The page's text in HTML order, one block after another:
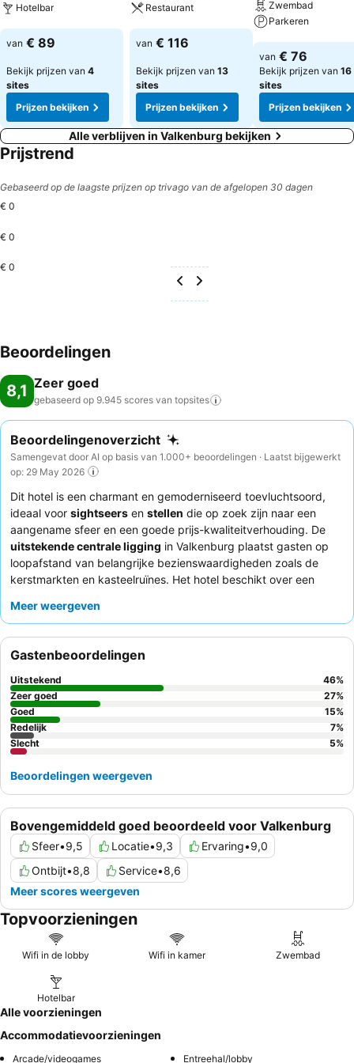
Hotelbar
Prijzen bekijken
van € 89
Bekijk prijzen van 4
sites
Prijzen bekijken
Restaurant
Prijzen bekijken
van € 116
Bekijk prijzen van 13
sites
Prijzen bekijken
Zwembad
Parkeren
Prijzen bekijken
van € 76
Bekijk prijzen van 16
sites
Prijzen bekijken
Alle verblijven in Valkenburg bekijken
Prijstrend
Gebaseerd op de laagste prijzen op trivago van de afgelopen 30 dagen
€ 0
€ 0
€ 0
Beoordelingen
8,1 Zeer goed
gebaseerd op 9.945 scores van topsites
Beoordelingenoverzicht
Samengevat door AI op basis van 1.000+ beoordelingen · Laatst bijgewerkt
op: 29 May 2026
Dit hotel is een charmant en gemoderniseerd toevluchtsoord,
ideaal voor sightseers en stellen die op zoek zijn naar een
aangename sfeer en een goede prijs-kwaliteitverhouding. De
uitstekende centrale ligging in Valkenburg plaatst gasten op
loopafstand van belangrijke bezienswaardigheden zoals de
kerstmarkten en kasteelruïnes. Het hotel beschikt over een
fietsenstallingvoor actieve gasten. Gasten prijzen consequent
heerlijke, uitgebreide
overwegen een kamer met een
Meer weergeven
Bovengemiddeld goed beoordeeld voor Valkenburg
Sfeer•9,5 Locatie•9,3 Ervaring•9,0
Ontbijt•8,8 Service•8,6
Meer scores weergeven
Gastenbeoordelingen
Uitstekend 46%
Zeer goed
27%
Goed
15%
Redelijk
7%
Slecht
5%
Beoordelingen weergeven
Topvoorzieningen
Wifi in de lobby Wifi in kamer Zwembad
Hotelbar
Alle voorzieningen
Accommodatievoorzieningen
Arcade/videogames Entreehal/lobby